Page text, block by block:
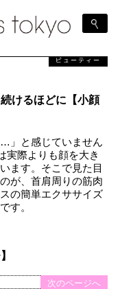
ビューティー
けるほどに【小顔
…」と感じていません
実際よりも顔を大き
ます。そこで見た目
が、首肩周りの筋肉
の簡単エクササイズ
です。
次のページへ